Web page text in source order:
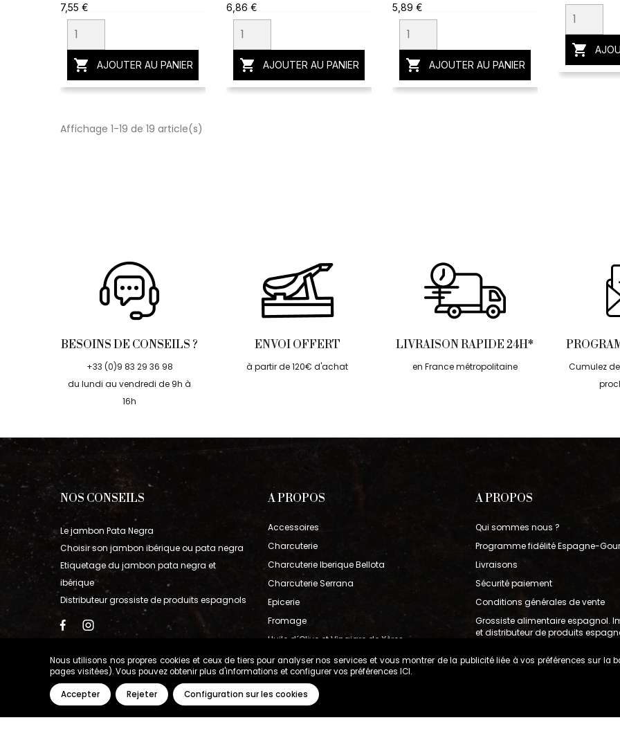
Nous utilisons nos propres cookies et ceux de tiers pour analyser nos services et vous montrer de la publicité liée à vos préférences sur
pages visitées). Vous pouvez obtenir plus d'informations et configurer vos préférences ICI.
Accepter Rejeter Configuration sur les cookies
7,55 €
 AJOUTER AU PANIER
6,86 €
 AJOUTER AU PANIER
5,89 €
 AJOUTER AU PANIER

Affichage 1-19 de 19 article(s)
BESOINS DE CONSEILS ?
+33 (0)9 83 29 36 98
du lundi au vendredi de 9h à
16h
ENVOI OFFERT
à partir de 120€ d'achat
LIVRAISON RAPIDE 24H*
en France métropolitaine
Cumulez
NOS CONSEILS
Le jambon Pata Negra
Choisir son jambon ibérique ou pata negra
Etiquetage du jambon pata negra et
ibérique
Distributeur grossiste de produits espagnols
A PROPOS
Accessoires
Charcuterie
Charcuterie Iberique Bellota
Charcuterie Serrana
Epicerie
Fromage
Huile d´Olive et Vinaigre de Xères
Jambon Ibérique
Vin
A PROPOS
Qui sommes nous ?
Programme fidélité Espagne-
Livraisons
Sécurité paiement
Conditions générales de vente
Grossiste alimentaire espagnol.
et distributeur de produits